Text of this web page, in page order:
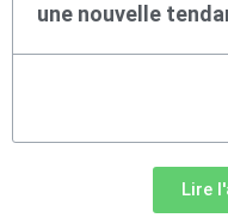
une nouvelle
Lire